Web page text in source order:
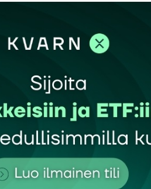
Sähköpostiosoitteesi